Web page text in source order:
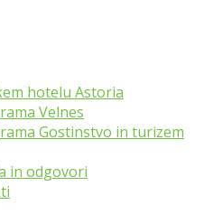
hotelu Astoria
Velnes
Gostinstvo in turizem
in odgovori